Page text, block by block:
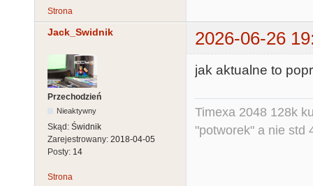
Strona
Jack_Swidnik 2026-06-26
Przechodzień
Nieaktywny
Skąd: Świdnik
Zarejestrowany: 2018-04-05
Posty: 14
jak aktualne to
Timexa 2048 128k
"potworek" a nie std
Strona